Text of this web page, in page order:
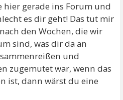
hier gerade ins Forum und
es dir geht! Das tut mir
den Wochen, die wir
sind, was dir da an
und
zugemutet war, wenn das
ist, dann wärst du eine